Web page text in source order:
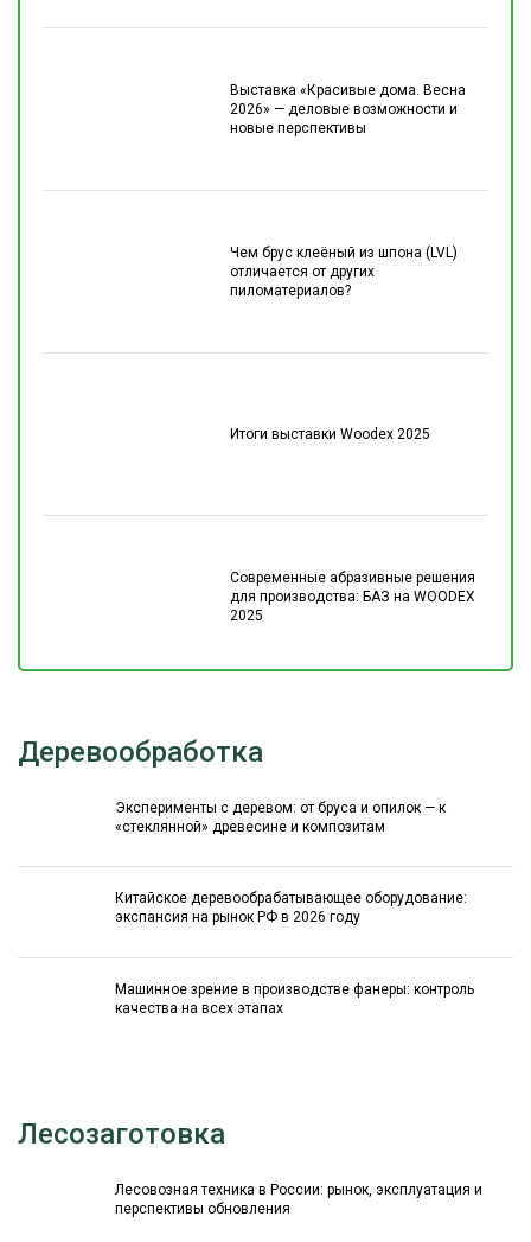
Выставка «Красивые дома. Весна
2026» — деловые возможности и
новые перспективы
Чем брус клеёный из шпона (LVL)
отличается от других
пиломатериалов?
Итоги выставки Woodex 2025
Современные абразивные решения
для производства: БАЗ на WOODEX
2025
Деревообработка
Эксперименты с деревом: от бруса и опилок — к
«стеклянной» древесине и композитам
Китайское деревообрабатывающее оборудование:
экспансия на рынок РФ в 2026 году
Машинное зрение в производстве фанеры: контроль
качества на всех этапах
Лесозаготовка
Лесовозная техника в России: рынок, эксплуатация и
перспективы обновления